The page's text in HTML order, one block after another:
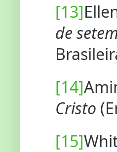
[13]
de
[14]
Cristo
[15]